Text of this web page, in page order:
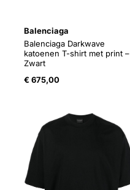
Balenciaga
Balenciaga Darkwave
katoenen T-shirt met print –
Zwart
€ 675,00